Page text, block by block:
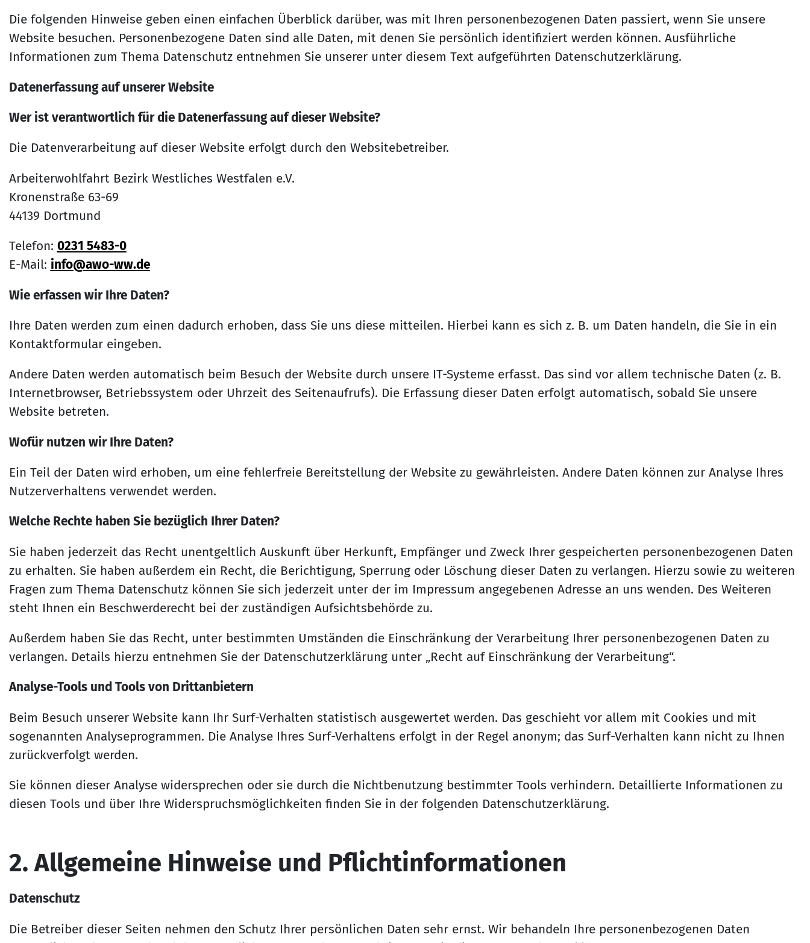
Die folgenden Hinweise geben einen einfachen Überblick darüber, was mit Ihren personenbezogenen Daten passiert, wenn Sie unsere
Website besuchen. Personenbezogene Daten sind alle Daten, mit denen Sie persönlich identifiziert werden können. Ausführliche
Informationen zum Thema Datenschutz entnehmen Sie unserer unter diesem Text aufgeführten Datenschutzerklärung.
Datenerfassung auf unserer Website
Wer ist verantwortlich für die Datenerfassung auf dieser Website?
Die Datenverarbeitung auf dieser Website erfolgt durch den Websitebetreiber.
Arbeiterwohlfahrt Bezirk Westliches Westfalen e.V.
Kronenstraße 63-69
44139 Dortmund
Telefon: 0231 5483-0
E-Mail: info@awo-ww.de
Wie erfassen wir Ihre Daten?
Ihre Daten werden zum einen dadurch erhoben, dass Sie uns diese mitteilen. Hierbei kann es sich z. B. um Daten handeln, die Sie in ein
Kontaktformular eingeben.
Andere Daten werden automatisch beim Besuch der Website durch unsere IT-Systeme erfasst. Das sind vor allem technische Daten (z. B.
Internetbrowser, Betriebssystem oder Uhrzeit des Seitenaufrufs). Die Erfassung dieser Daten erfolgt automatisch, sobald Sie unsere
Website betreten.
Wofür nutzen wir Ihre Daten?
Ein Teil der Daten wird erhoben, um eine fehlerfreie Bereitstellung der Website zu gewährleisten. Andere Daten können zur Analyse Ihres
Nutzerverhaltens verwendet werden.
Welche Rechte haben Sie bezüglich Ihrer Daten?
Sie haben jederzeit das Recht unentgeltlich Auskunft über Herkunft, Empfänger und Zweck Ihrer gespeicherten personenbezogenen Daten
zu erhalten. Sie haben außerdem ein Recht, die Berichtigung, Sperrung oder Löschung dieser Daten zu verlangen. Hierzu sowie zu weiteren
Fragen zum Thema Datenschutz können Sie sich jederzeit unter der im Impressum angegebenen Adresse an uns wenden. Des Weiteren
steht Ihnen ein Beschwerderecht bei der zuständigen Aufsichtsbehörde zu.
Außerdem haben Sie das Recht, unter bestimmten Umständen die Einschränkung der Verarbeitung Ihrer personenbezogenen Daten zu
verlangen. Details hierzu entnehmen Sie der Datenschutzerklärung unter „Recht auf Einschränkung der Verarbeitung“.
Analyse-Tools und Tools von Drittanbietern
Beim Besuch unserer Website kann Ihr Surf-Verhalten statistisch ausgewertet werden. Das geschieht vor allem mit Cookies und mit
sogenannten Analyseprogrammen. Die Analyse Ihres Surf-Verhaltens erfolgt in der Regel anonym; das Surf-Verhalten kann nicht zu Ihnen
zurückverfolgt werden.
Sie können dieser Analyse widersprechen oder sie durch die Nichtbenutzung bestimmter Tools verhindern. Detaillierte Informationen zu
diesen Tools und über Ihre Widerspruchsmöglichkeiten finden Sie in der folgenden Datenschutzerklärung.
2. All­ge­mei­ne Hin­wei­se und Pf­lich­t­in­for­ma­tio­nen
Datenschutz
Die Betreiber dieser Seiten nehmen den Schutz Ihrer persönlichen Daten sehr ernst. Wir behandeln Ihre personenbezogenen Daten